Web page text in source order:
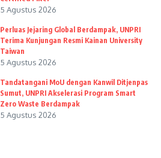
5 Agustus 2026
Perluas Jejaring Global Berdampak, UNPRI
Terima Kunjungan Resmi Kainan University
Taiwan
5 Agustus 2026
Tandatangani MoU dengan Kanwil Ditjenpas
Sumut, UNPRI Akselerasi Program Smart
Zero Waste Berdampak
5 Agustus 2026